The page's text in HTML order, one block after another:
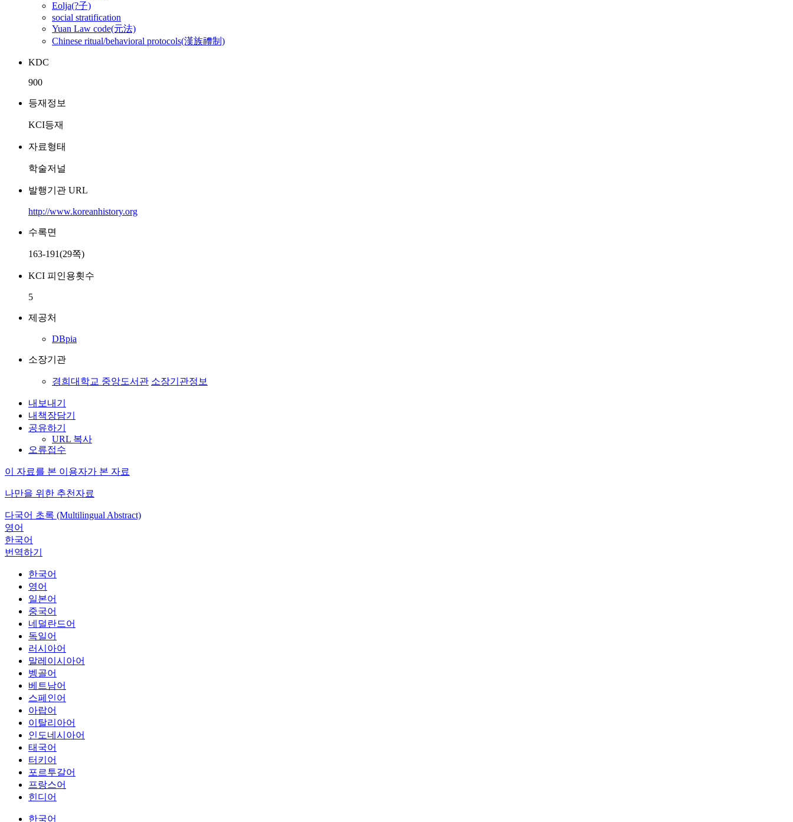
Eolja(?子)
social stratification
Yuan Law code(元法)
Chinese ritual/behavioral protocols(漢族禮制)
KDC
900
등재정보
KCI등재
자료형태
학술저널
발행기관 URL
http://www.koreanhistory.org
수록면
163-191(29쪽)
KCI 피인용횟수
5
제공처
DBpia
소장기관
경희대학교 중앙도서관 소장기관정보
내보내기
내책장담기
공유하기
URL 복사
오류접수
이 자료를 본 이용자가 본 자료
나만을 위한 추천자료
다국어 초록 (Multilingual Abstract)
영어
한국어
번역하기
한국어
영어
일본어
중국어
네덜란드어
독일어
러시아어
말레이시아어
벵골어
베트남어
스페인어
아랍어
이탈리아어
인도네시아어
태국어
터키어
포르투갈어
프랑스어
힌디어
한국어